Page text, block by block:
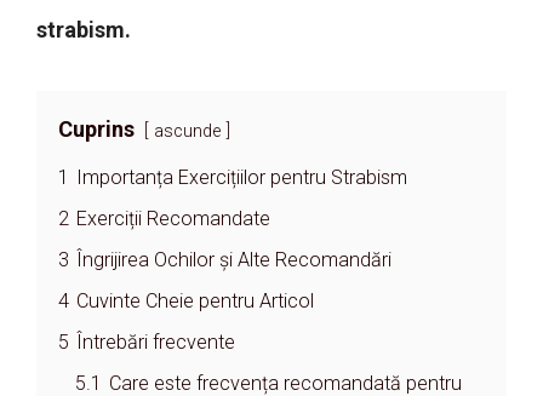
strabism.
Cuprins ascunde
1
Importanța Exercițiilor pentru Strabism
2 Exerciții Recomandate
3 Îngrijirea Ochilor și Alte Recomandări
4 Cuvinte Cheie pentru Articol
5 Întrebări frecvente
5.1 Care este frecvența recomandată pentru